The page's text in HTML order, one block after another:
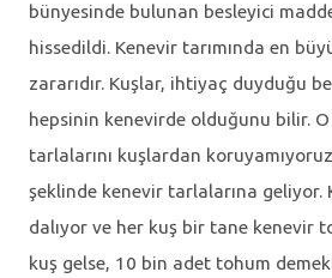
bünyesinde bulunan besleyici
hissedildi. Kenevir tarımında en
zararıdır. Kuşlar, ihtiyaç duyduğu
hepsinin kenevirde olduğunu bilir.
tarlalarını kuşlardan
şeklinde kenevir tarlalarına geliyor.
dalıyor ve her kuş bir tane kenevir
kuş gelse, 10 bin adet tohum